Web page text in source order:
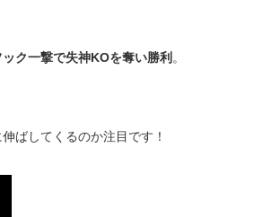
ク一撃で失神KOを奪い勝利。
ばしてくるのか注目です！